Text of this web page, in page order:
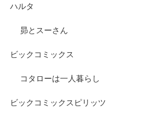
ハルタ
昴とスーさん
ビックコミックス
コタローは一人暮らし
ビックコミックスピリッツ